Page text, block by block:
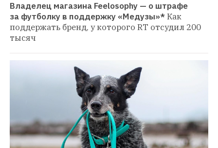
Владелец магазина Feelosophy — о штрафе
за футболку в поддержку «Медузы»*Как
поддержать бренд, у которого RT отсудил 200
тысяч